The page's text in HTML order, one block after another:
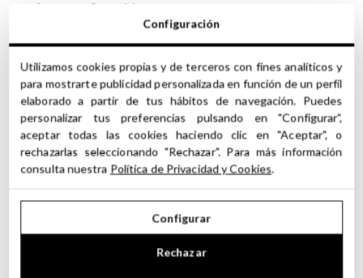
Apto para Cosmética:
Apto para Perfumería: Sí
Precauciones y recomendaciones de uso de
las Tinturas o Extractos Hidro-Alcohólicos
Debido a su alta calidad, concentración y complejidad de uso,
uso profesional de cosmética y perfumería.
Configuración
Utilizamos cookies propias y de terceros con fines analíticos y
para mostrarte publicidad personalizada en función de un perfil
elaborado a partir de tus hábitos de navegación. Puedes
personalizar tus preferencias pulsando en "Configurar",
aceptar todas las cookies haciendo clic en "Aceptar", o
rechazarlas seleccionando "Rechazar". Para más información
consulta nuestra Política de Privacidad y Cookies.
Configurar
Rechazar